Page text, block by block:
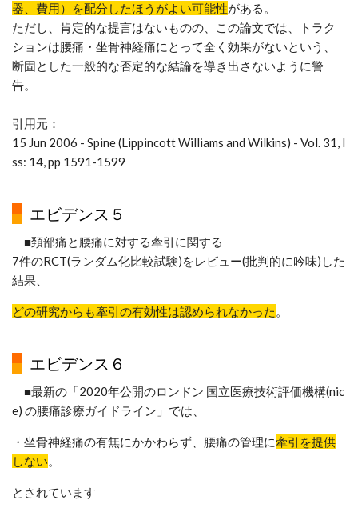
器、費用）を配分したほうがよい可能性がある。
ただし、肯定的な提言はないものの、この論文では、トラク
ションは腰痛・坐骨神経痛にとって全く効果がないという、
断固とした一般的な否定的な結論を導き出さないように警
告。
引用元：
15 Jun 2006 - Spine (Lippincott Williams and Wilkins) - Vol. 31, I
ss: 14, pp 1591-1599
エビデンス５
■頚部痛と腰痛に対する牽引に関する
7件のRCT(ランダム化比較試験)をレビュー(批判的に吟味)した
結果、
どの研究からも牽引の有効性は認められなかった 。
エビデンス６
■最新の「2020年公開のロンドン 国立医療技術評価機構(nic
e) の腰痛診療ガイドライン」では、
・坐骨神経痛の有無にかかわらず、腰痛の管理に牽引を提供
しない。
とされています